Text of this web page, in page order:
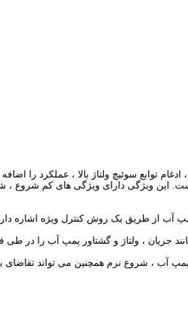
از طریق یک روش کنترل ویژه اشاره دارد
جریان ، ولتاژ و گشتاور پمپ آب را
پمپ آب ، شروع نرم همچنین می تواند